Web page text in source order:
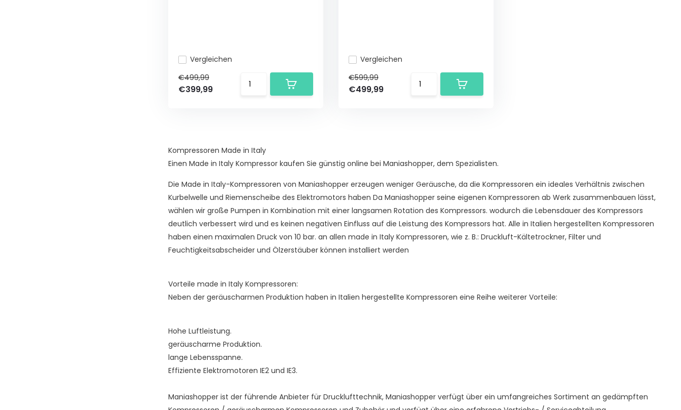
Vergleichen
€499,99
€399,99
Vergleichen
€599,99
€499,99
Kompressoren Made in Italy
Einen Made in Italy Kompressor kaufen Sie günstig online bei Maniashopper, dem Spezialisten.
Die Made in Italy-Kompressoren von Maniashopper erzeugen weniger Geräusche, da die Kompressoren ein ideales Verhältnis zwischen
Kurbelwelle und Riemenscheibe des Elektromotors haben Da Maniashopper seine eigenen Kompressoren ab Werk zusammenbauen lässt,
wählen wir große Pumpen in Kombination mit einer langsamen Rotation des Kompressors. wodurch die Lebensdauer des Kompressors
deutlich verbessert wird und es keinen negativen Einfluss auf die Leistung des Kompressors hat. Alle in Italien hergestellten Kompressoren
haben einen maximalen Druck von 10 bar. an allen made in Italy Kompressoren, wie z. B.: Druckluft-Kältetrockner, Filter und
Feuchtigkeitsabscheider und Ölzerstäuber können installiert werden
Vorteile made in Italy Kompressoren:
Neben der geräuscharmen Produktion haben in Italien hergestellte Kompressoren eine Reihe weiterer Vorteile:
Hohe Luftleistung.
geräuscharme Produktion.
lange Lebensspanne.
Effiziente Elektromotoren IE2 und IE3.
Maniashopper ist der führende Anbieter für Drucklufttechnik, Maniashopper verfügt über ein umfangreiches Sortiment an gedämpften